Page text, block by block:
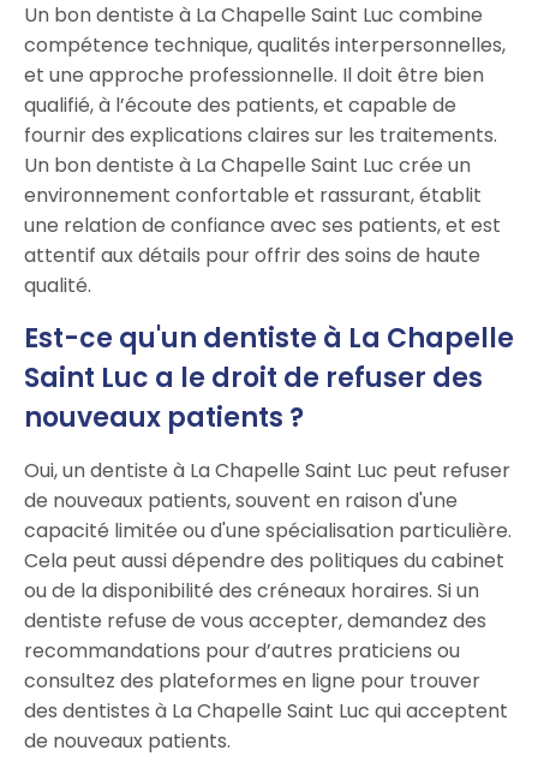
Un bon dentiste à La Chapelle Saint Luc combine
compétence technique, qualités interpersonnelles,
et une approche professionnelle. Il doit être bien
qualifié, à l’écoute des patients, et capable de
fournir des explications claires sur les traitements.
Un bon dentiste à La Chapelle Saint Luc crée un
environnement confortable et rassurant, établit
une relation de confiance avec ses patients, et est
attentif aux détails pour offrir des soins de haute
qualité.
Est-ce qu'un dentiste à La Chapelle
Saint Luc a le droit de refuser des
nouveaux patients ?
Oui, un dentiste à La Chapelle Saint Luc peut refuser
de nouveaux patients, souvent en raison d'une
capacité limitée ou d'une spécialisation particulière.
Cela peut aussi dépendre des politiques du cabinet
ou de la disponibilité des créneaux horaires. Si un
dentiste refuse de vous accepter, demandez des
recommandations pour d’autres praticiens ou
consultez des plateformes en ligne pour trouver
des dentistes à La Chapelle Saint Luc qui acceptent
de nouveaux patients.